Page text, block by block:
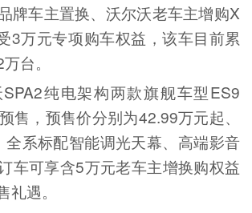
牌车主置换、沃尔沃老车主增购X
3万元专项购车权益，该车目前累
台。
纯电架构两款旗舰车型ES9
售，预售价分别为42.99万元起、
系标配智能调光天幕、高端影音
车可享含5万元老车主增换购权益
遇。